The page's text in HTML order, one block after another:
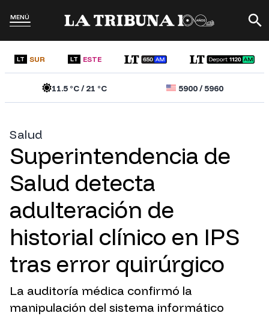
MENÚ
LT SUR LT ESTE
11.5 °C /21 °C 5900/5960
Salud
Superintendencia de
Salud detecta
adulteración de
historial clínico en IPS
tras error quirúrgico
La auditoría médica confirmó la
manipulación del sistema informático